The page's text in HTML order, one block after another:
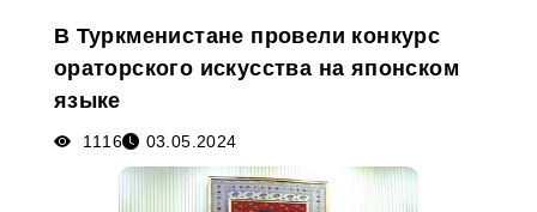
Медиа
Афиша
В Туркменистане провели конкурс
ораторского искусства на японском
языке
1116 03.05.2024